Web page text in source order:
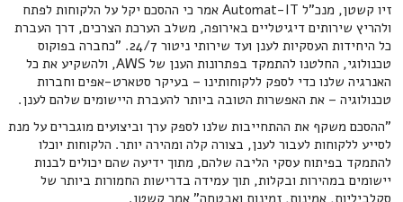
זיו קשטן, מנכ"ל Automat-IT אמר כי ההסכם יקל על הלקוחות לפתח
ולהריץ שירותים דיגיטליים באירופה, משלב הערכת הצרכים, דרך העברת
כל היחידות העסקיות לענן ועד שירותי ניטור 24/7. "כחברה בפוקוס
טכנולוגי, החלטנו להתמקד בפתרונות הענן של AWS, ולהשקיע את כל
האנרגיה שלנו כדי לספק ללקוחותינו – בעיקר סטארט-אפים וחברות
טכנולוגיה – את האפשרות הטובה ביותר להעברת היישומים שלהם לענן.
"ההסכם משקף את ההתחייבות שלנו לספק ערך וביצועים מוגברים על מנת
לסייע ללקוחות לעבור לענן, בצורה קלה ומהירה יותר. הלקוחות יוכלו
להתמקד בפיתוח עסקי הליבה שלהם, מתוך ידיעה שהם יכולים לבנות
יישומים במהירות ובקלות, תוך עמידה בדרישות החמורות ביותר של
סקלביליות, אמינות, זמינות ואבטחה" אמר קשטן.